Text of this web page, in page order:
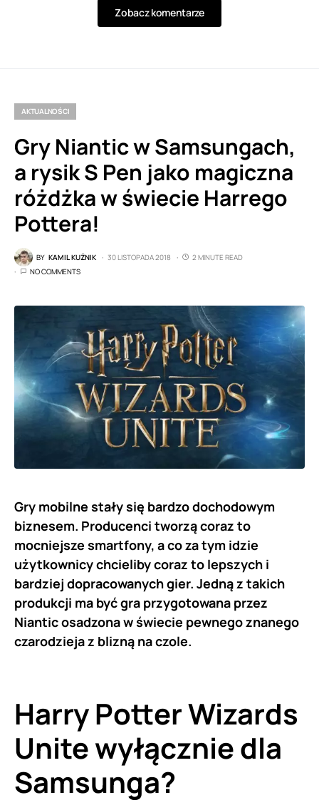
Zobacz komentarze
AKTUALNOŚCI
Gry Niantic w Samsungach,
a rysik S Pen jako magiczna
różdżka w świecie Harrego
Pottera!
BY KAMIL KUŹNIK 30 LISTOPADA 2018
2 MINUTE READ
NO COMMENTS
Gry mobilne stały się bardzo dochodowym
biznesem. Producenci tworzą coraz to
mocniejsze smartfony, a co za tym idzie
użytkownicy chcieliby coraz to lepszych i
bardziej dopracowanych gier. Jedną z takich
produkcji ma być gra przygotowana przez
Niantic osadzona w świecie pewnego znanego
czarodzieja z blizną na czole.
Harry Potter Wizards
Unite wyłącznie dla
Samsunga?